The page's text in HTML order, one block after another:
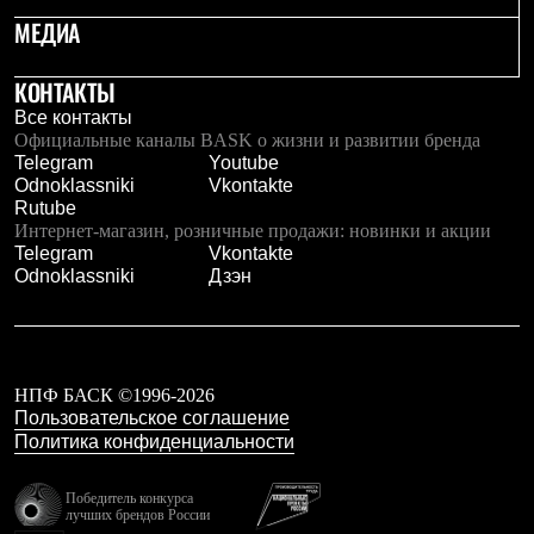
Софтшелл одежда
Куртки
Флисовая одежда
Куртки
Брюки
Жилеты
Комбинезоны
Термобелье
Комплект термобелья
Снаряжение
Палатки и тенты
Палатки
Аксессуары для палаток
Легкоходные
Альпинистские
Городские
Аксессуары для рюкзаков
Спальные мешки
Пуховые
Комбинированные
МЕДИА
КОНТАКТЫ
Все контакты
Официальные каналы BASK о жизни и развитии бренда
Telegram
Youtube
Odnoklassniki
Vkontakte
Rutube
Интернет-магазин, розничные продажи: новинки и акции
Telegram
Vkontakte
Odnoklassniki
Дзэн
НПФ БАСК ©1996-2026
Пользовательское соглашение
Политика конфиденциальности
Победитель конкурса
лучших брендов России